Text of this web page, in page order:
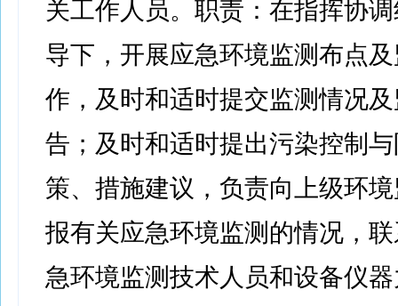
关工作人员。职责：在指挥协
导下，开展应急环境监测布点
作，及时和适时提交监测情况
告；及时和适时提出污染控制
策、措施建议，负责向上级环
报有关应急环境监测的情况，
急环境监测技术人员和设备仪